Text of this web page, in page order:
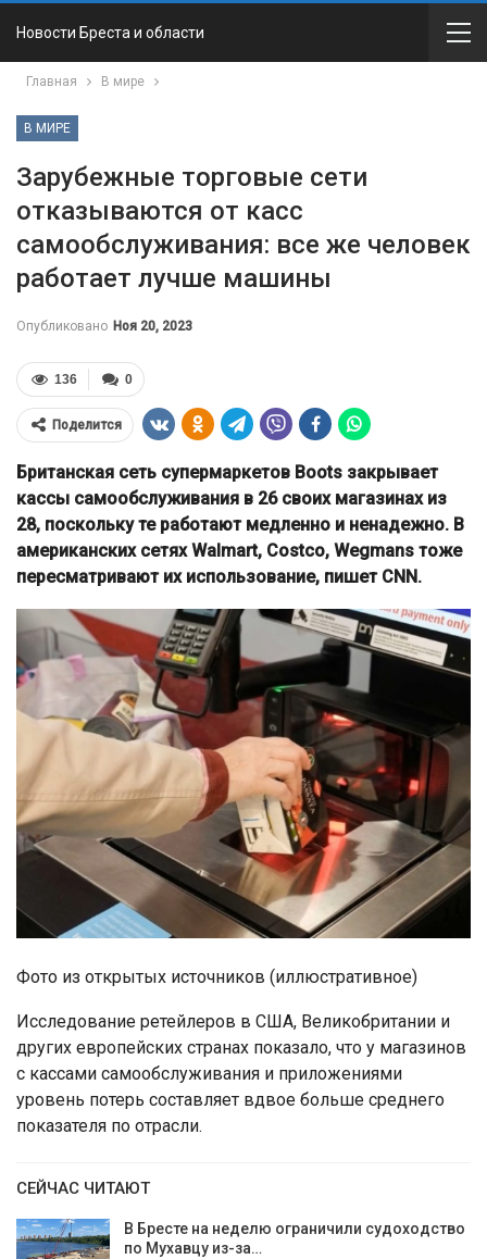
Новости Бреста и области
Главная В мире
В МИРЕ
Зарубежные торговые сети
отказываются от касс
самообслуживания: все же человек
работает лучше машины
Опубликовано Ноя 20, 2023
0
136
Поделится
Британская сеть супермаркетов Boots закрывает
кассы самообслуживания в 26 своих магазинах из
28, поскольку те работают медленно и ненадежно. В
американских сетях Walmart, Costco, Wegmans тоже
пересматривают их использование, пишет CNN.
Фото из открытых источников (иллюстративное)
Исследование ретейлеров в США, Великобритании и
других европейских странах показало, что у магазинов
с кассами самообслуживания и приложениями
уровень потерь составляет вдвое больше среднего
показателя по отрасли.
СЕЙЧАС ЧИТАЮТ
В Бресте на неделю ограничили судоходство
по Мухавцу из-за…